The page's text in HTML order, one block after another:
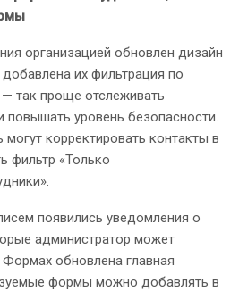
организацией обновлен дизайн
их фильтрация по
так проще отслеживать
повышать уровень безопасности.
корректировать контакты в
фильтр «Только
появились уведомления о
администратор может
обновлена главная
формы можно добавлять в